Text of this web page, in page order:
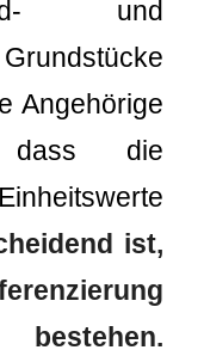
und
Angehörige
dass die
ist,